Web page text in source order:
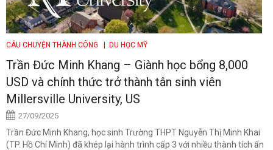
CÂU CHUYỆN THÀNH CÔNG | DU HỌC MỸ
Trần Đức Minh Khang – Giành học bổng 8,000
USD và chính thức trở thành tân sinh viên
Millersville University, US
27/09/2025
Trần Đức Minh Khang, học sinh Trường THPT Nguyễn Thị Minh Khai
(TP. Hồ Chí Minh) đã khép lại hành trình cấp 3 với nhiều thành tích ấn